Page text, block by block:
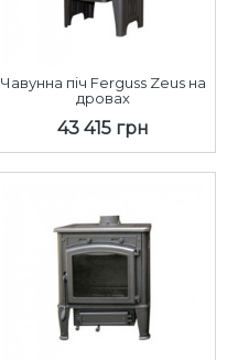
Чавунна піч Ferguss Zeus на
дровах
43 415 грн